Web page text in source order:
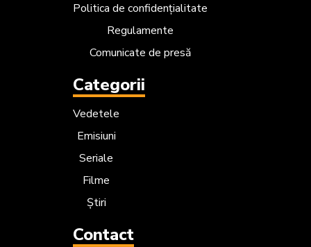
Politica de confidențialitate
Regulamente
Comunicate de presă
Categorii
Vedetele
Emisiuni
Seriale
Filme
Știri
Contact